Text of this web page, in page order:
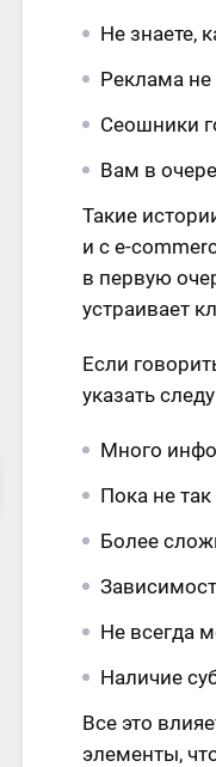
Не знаете,
Реклама не
Сеошники
Вам в
Такие
и с e-
в первую
устраивает
Если
указать
Много
Пока не
Более
Не всегда
Наличие
Все это
элементы,